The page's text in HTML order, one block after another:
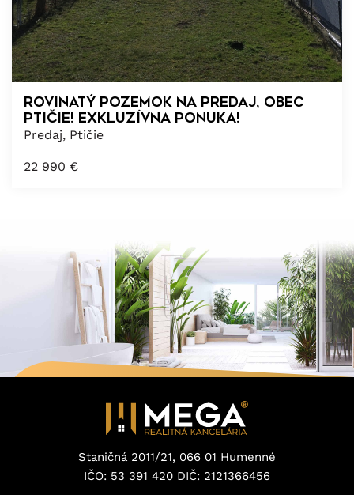
Rovinatý pozemok na predaj, obec
Ptičie! Exkluzívna ponuka!
Predaj, Ptičie
22 990 €
Staničná 2011/21, 066 01 Humenné
IČO: 53 391 420 DIČ: 2121366456